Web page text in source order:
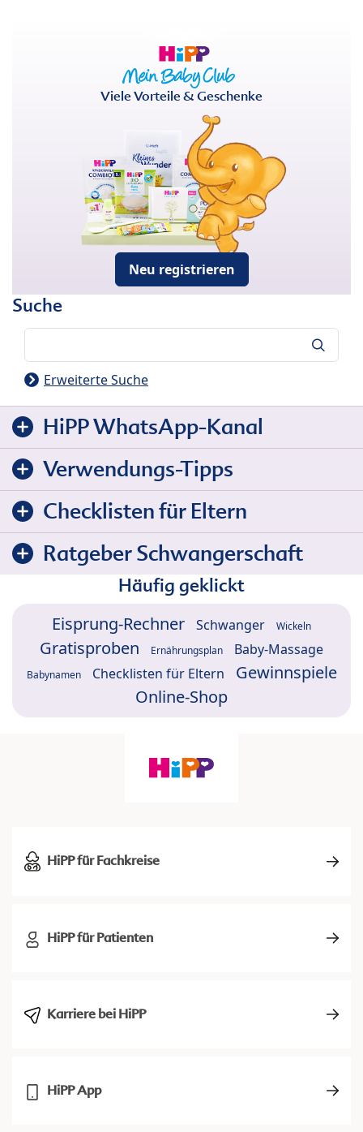
Viele Vorteile & Geschenke
Neu registrieren
Suche
Erweiterte Suche
HiPP WhatsApp-Kanal
Verwendungs-Tipps
Checklisten für Eltern
Ratgeber Schwangerschaft
Häufig geklickt
Eisprung-Rechner Schwanger Wickeln
Gratisproben Ernährungsplan Baby-Massage
Babynamen Checklisten für Eltern
Gewinnspiele
Online-Shop
HiPP für Fachkreise
HiPP für Patienten
Karriere bei HiPP
HiPP App